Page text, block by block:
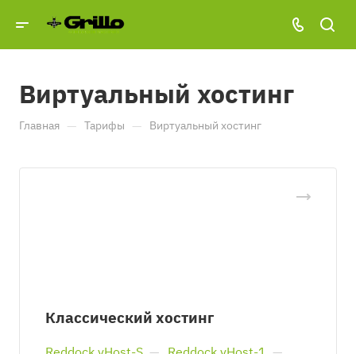
Виртуальный хостинг
Главная — Тарифы — Виртуальный хостинг
Классический хостинг